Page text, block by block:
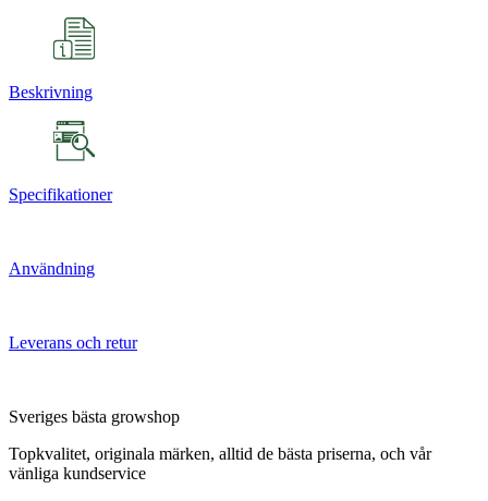
Beskrivning
Specifikationer
Användning
Leverans och retur
Sveriges bästa growshop
Topkvalitet, originala märken, alltid de bästa priserna, och vår
vänliga kundservice